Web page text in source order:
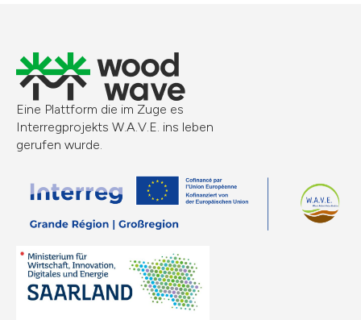
Eine Plattform die im Zuge es
Interregprojekts W.A.V.E. ins leben
gerufen wurde.